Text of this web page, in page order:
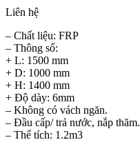
Liên hệ
– Chất liệu: FRP
– Thông số:
+ L: 1500 mm
+ D: 1000 mm
+ H: 1400 mm
+ Độ dày: 6mm
– Không có vách ngăn.
– Đầu cấp/ trả nước, nắp thăm.
– Thể tích: 1.2m3